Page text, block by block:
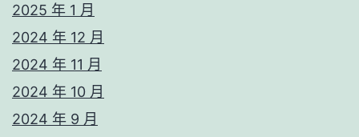
2025 年 1 月
2024 年 12 月
2024 年 11 月
2024 年 10 月
2024 年 9 月